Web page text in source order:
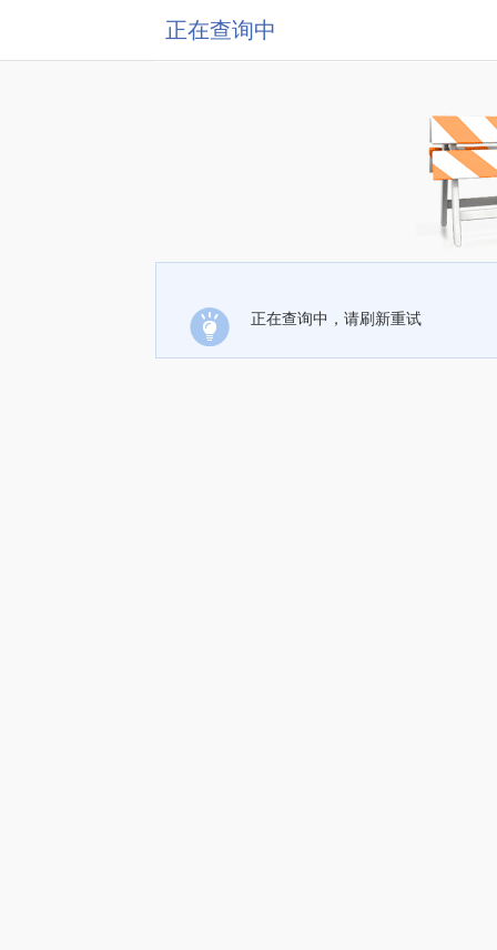
正在查询中
正在查询中，请刷新重试